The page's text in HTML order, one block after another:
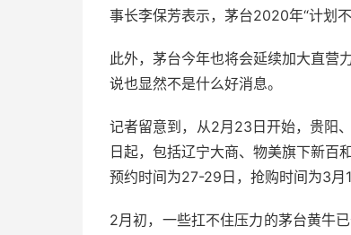
事长李保芳表示，茅台2020年“计划
此外，茅台今年也将会延续加大直营
说也显然不是什么好消息。
记者留意到，从2月23日开始，贵阳
日起，包括辽宁大商、物美旗下新百
预约时间为27-29日，抢购时间为3月1
2月初，一些扛不住压力的茅台黄牛